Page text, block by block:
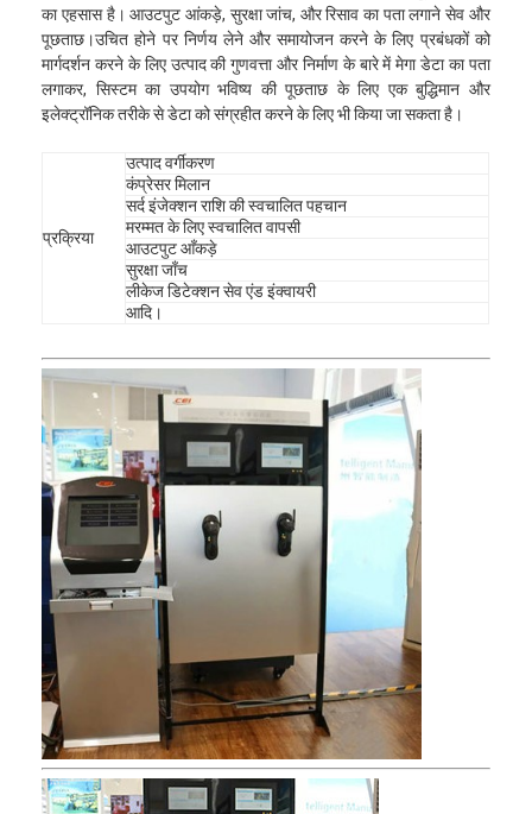
का एहसास है। आउटपुट आंकड़े, सुरक्षा जांच, और रिसाव का पता लगाने सेव और
पूछताछ।उचित होने पर निर्णय लेने और समायोजन करने के लिए प्रबंधकों को
मार्गदर्शन करने के लिए उत्पाद की गुणवत्ता और निर्माण के बारे में मेगा डेटा का पता
लगाकर, सिस्टम का उपयोग भविष्य की पूछताछ के लिए एक बुद्धिमान और
इलेक्ट्रॉनिक तरीके से डेटा को संग्रहीत करने के लिए भी किया जा सकता है।
प्रक्रिया
उत्पाद वर्गीकरण
कंप्रेसर मिलान
सर्द इंजेक्शन राशि की स्वचालित पहचान
मरम्मत के लिए स्वचालित वापसी
आउटपुट आँकड़े
सुरक्षा जाँच
लीकेज डिटेक्शन सेव एंड इंक्वायरी
आदि।